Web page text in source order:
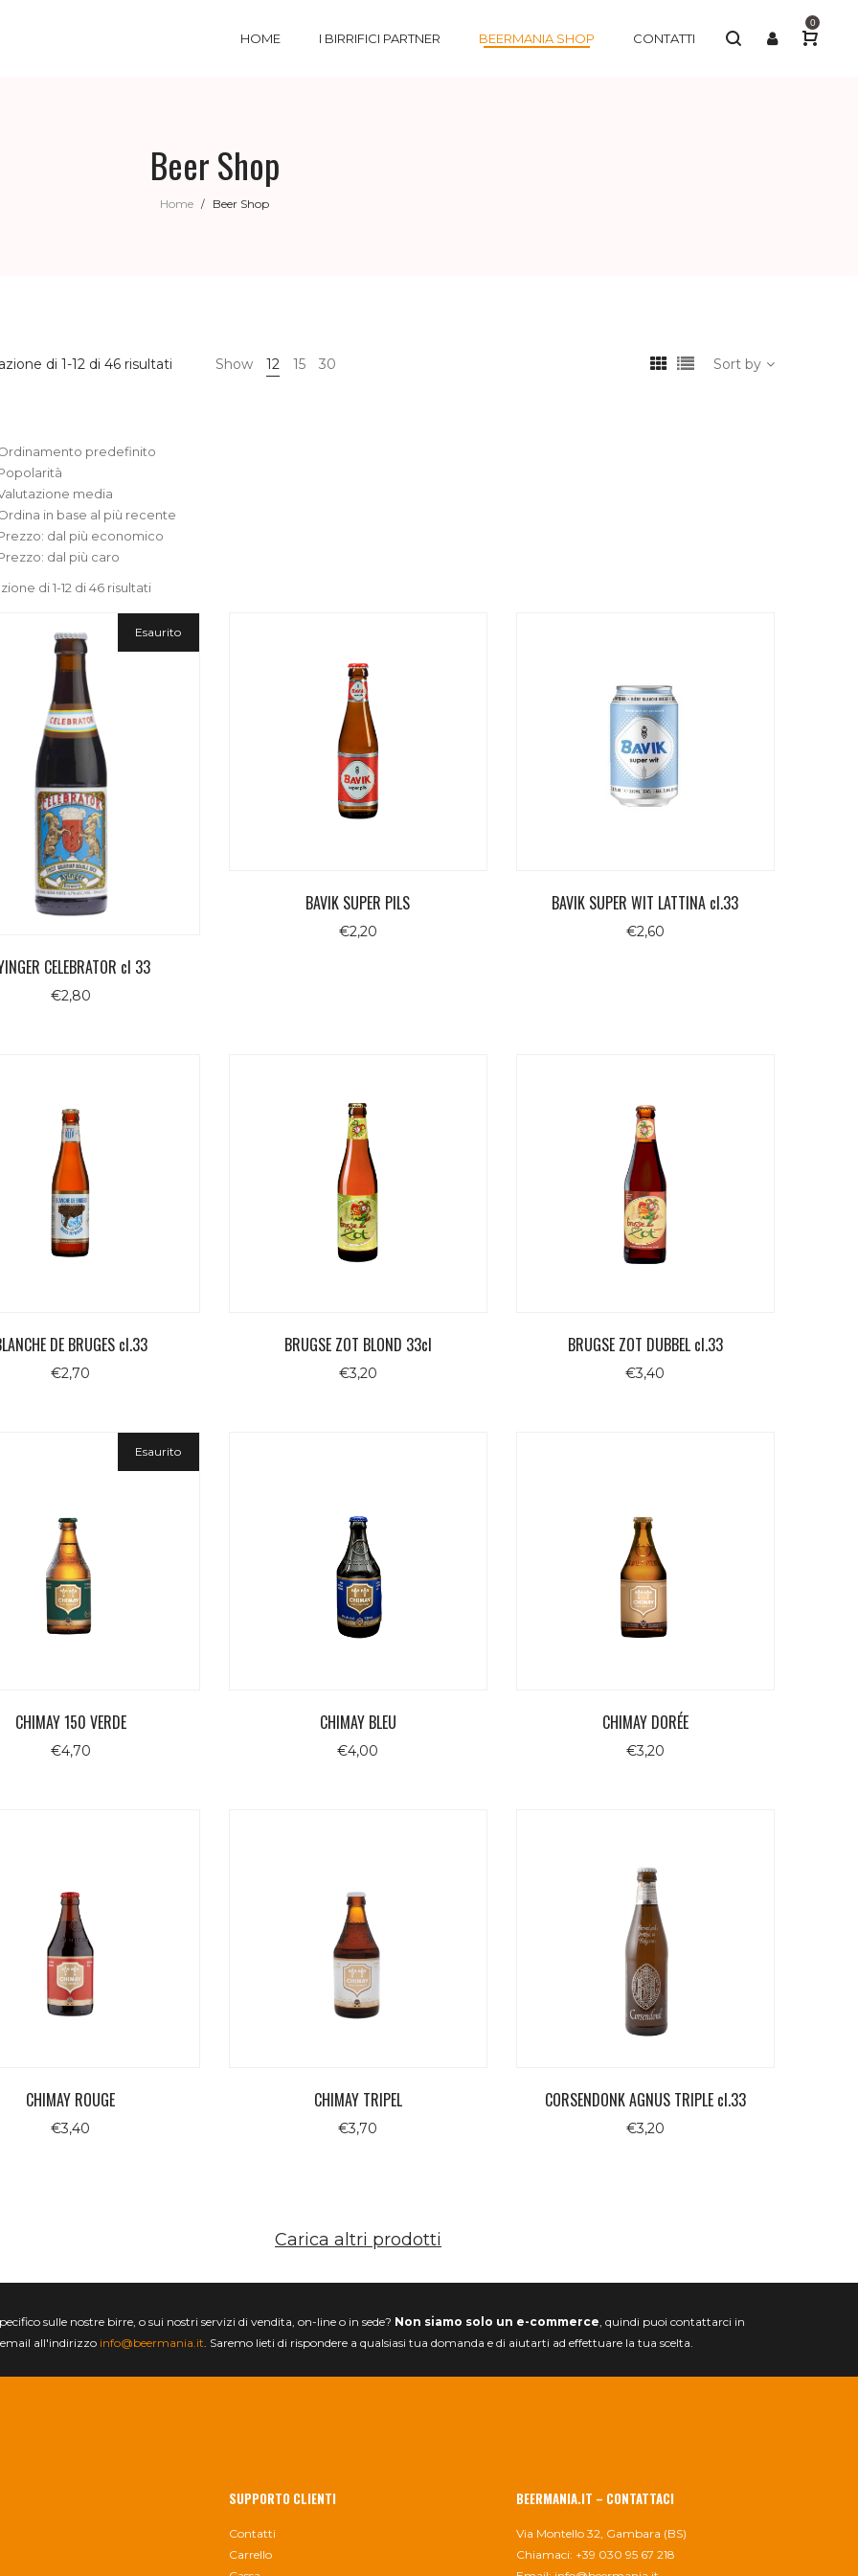
HOME I BIRRIFICI PARTNER BEERMANIA SHOP CONTATTI
0
Beer Shop
Home / Beer Shop
di 1-12 di 46 risultati Show 12 15 30 Sort by
predefinito
media
in base al più recente
dal più economico
dal più caro
di 1-12 di 46 risultati
Esaurito
CELEBRATOR cl 33
€2,80
BAVIK SUPER PILS
€2,20
BAVIK SUPER WIT LATTINA cl.33
€2,60
DE BRUGES cl.33
€2,70
BRUGSE ZOT BLOND 33cl
€3,20
BRUGSE ZOT DUBBEL cl.33
€3,40
Esaurito
CHIMAY 150 VERDE
€4,70
CHIMAY BLEU
€4,00
CHIMAY DORÉE
€3,20
CHIMAY ROUGE
€3,40
CHIMAY TRIPEL
€3,70
CORSENDONK AGNUS TRIPLE cl.33
€3,20
Carica altri prodotti
sulle nostre birre, o sui nostri servizi di vendita, on-line o in sede? Non siamo solo un e-commerce , quindi puoi contattarci in
all'indirizzo info@beermania.it . Saremo lieti di rispondere a qualsiasi tua domanda e di aiutarti ad effettuare la tua scelta.
SUPPORTO CLIENTI
Contatti
Carrello
BEERMANIA.IT – CONTATTACI
Via Montello 32, Gambara (BS)
Chiamaci: +39 030 95 67 218